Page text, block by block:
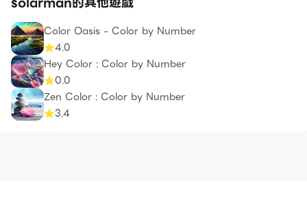
Color Oasis - Color by Number
4.0
Hey Color : Color by Number
0.0
Zen Color : Color by Number
3.4